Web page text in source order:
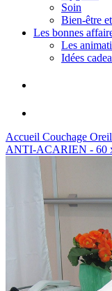
Soin
Bien-être
Les bonnes
Les
Idées
Accueil Couchage
ANTI-ACARIEN - 60